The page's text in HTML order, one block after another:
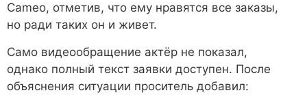
Cameo, отметив, что ему нравятся все заказы,
но ради таких он и живет.
Само видеообращение актёр не показал,
однако полный текст заявки доступен. После
объяснения ситуации проситель добавил: